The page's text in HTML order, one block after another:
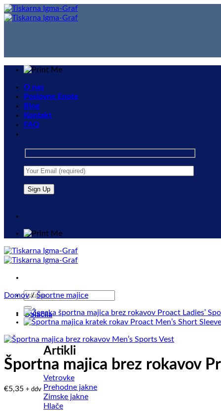
Skip
to
O nas
Poslovne Enote
Blog
Kontakt
FAQ
Išči:
Oblačila
Artikli
Vetrovke
Prehodne jakne
Zimske jakne
Hlače
Domov / Športne majice
Športna majica brez rokavov
€5,35 + ddv